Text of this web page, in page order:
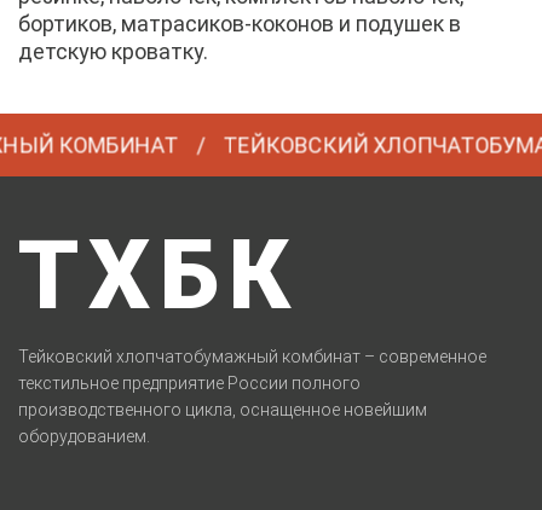
бортиков, матрасиков-коконов и подушек в
детскую кроватку.
КОМБИНАТ ТЕЙКОВСКИЙ
ТХБК
Тейковский хлопчатобумажный комбинат – современное
текстильное предприятие России полного
производственного цикла, оснащенное новейшим
оборудованием.